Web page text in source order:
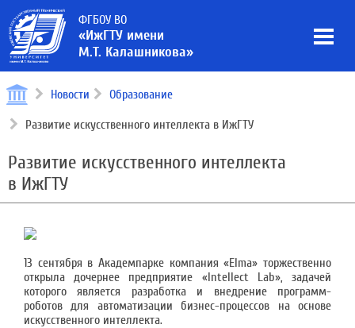
ФГБОУ ВО
«ИжГТУ имени
М.Т. Калашникова»
Новости Образование
Развитие искусственного интеллекта в ИжГТУ
Развитие искусственного интеллекта
в ИжГТУ
13 сентября в Академпарке компания «Elma» торжественно
открыла дочернее предприятие «Intelleсt Lab», задачей
которого является разработка и внедрение программ-
роботов для автоматизации бизнес-процессов на основе
искусственного интеллекта.